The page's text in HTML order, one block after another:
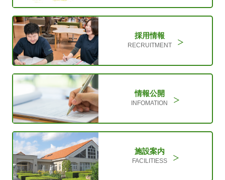
採用情報
RECRUITMENT
情報公開
INFOMATION
施設案内
FACILITIESS